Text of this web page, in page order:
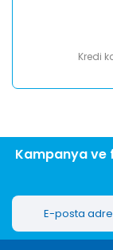
Kredi
Kampanya ve